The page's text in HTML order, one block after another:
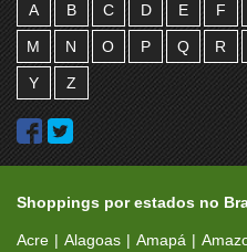
MINI SAIA
MMARTAN
MR CAT
MULTICOISAS
A B C D E F
M N O P Q R
Y Z
Shoppings por estados no
Acre Alagoas Amapá